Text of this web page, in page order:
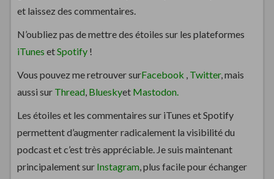
et laissez des commentaires.
N’oubliez pas de mettre des étoiles sur les plateformes
iTunes etSpotify !
Vous pouvez me retrouver surFacebook Twitter, mais
aussi sur Thread Blueskyet Mastodon.
Les étoiles et les commentaires sur iTunes et Spotify
permettent d’augmenter radicalement la visibilité du
podcast et c’est très appréciable. Je suis maintenant
principalement sur Instagram , plus facile pour échanger